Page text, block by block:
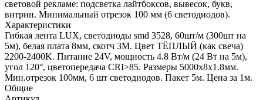
световой рекламе: подсветка лайтбоксов, вывесок, букв,
витрин. Минимальный отрезок 100 мм (6 светодиодов).
Характеристики
Гибкая лента LUX, светодиоды smd 3528, 60шт/м (300шт на
5м), белая плата 8мм, скотч 3М. Цвет ТЁПЛЫЙ (как свеча)
2200-2400K. Питание 24V, мощность 4.8 Вт/м (24 Вт на 5м),
угол 120°, цветопередача CRI>85. Размеры 5000х8x1.8мм.
Мин.отрезок 100мм, 6 шт светодиодов. Пакет 5м. Цена за 1м.
Общие